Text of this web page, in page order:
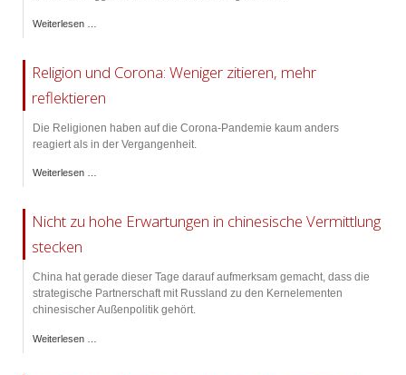
Weiterlesen …
Religion und Corona: Weniger zitieren, mehr
reflektieren
Die Religionen haben auf die Corona-Pandemie kaum anders
reagiert als in der Vergangenheit.
Weiterlesen …
Nicht zu hohe Erwartungen in chinesische Vermittlung
stecken
China hat gerade dieser Tage darauf aufmerksam gemacht, dass die
strategische Partnerschaft mit Russland zu den Kernelementen
chinesischer Außenpolitik gehört.
Weiterlesen …